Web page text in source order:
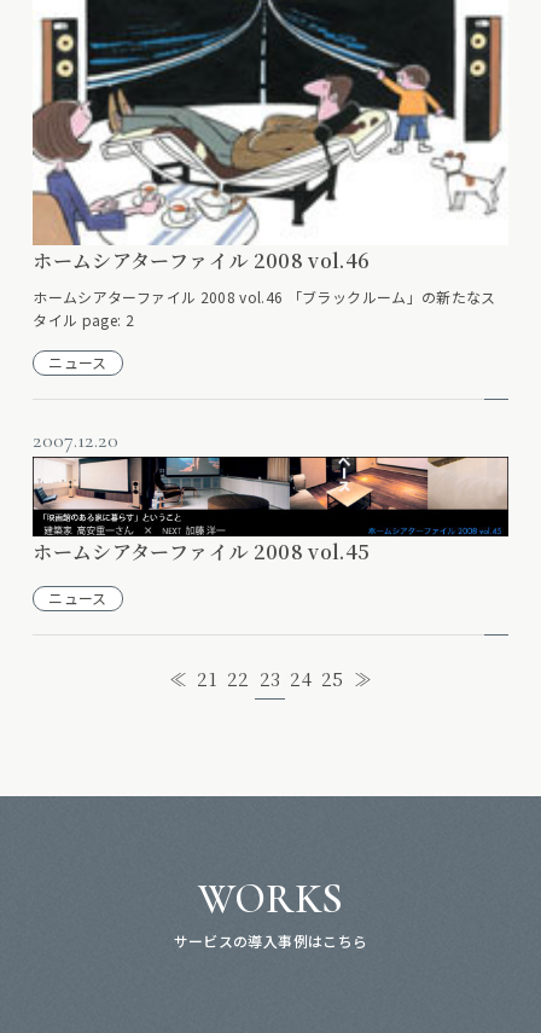
ホームシアターファイル 2008 vol.46
ホームシアターファイル 2008 vol.46 「ブラックルーム」の新たなス
タイル page: 2
ニュース
2007.12.20
ホームシアターファイル 2008 vol.45
ニュース
≪ 21 22 23 24 25 ≫
WORKS
サービスの導入事例はこちら